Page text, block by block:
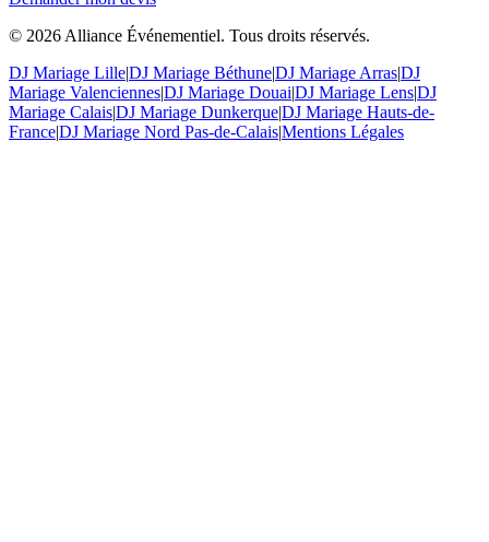
© 2026 Alliance Événementiel. Tous droits réservés.
DJ Mariage Lille|DJ Mariage Béthune|DJ Mariage Arras|DJ
Mariage Valenciennes|DJ Mariage Douai|DJ Mariage Lens|DJ
Mariage Calais|DJ Mariage Dunkerque|DJ Mariage Hauts-de-
France|DJ Mariage Nord Pas-de-Calais|Mentions Légales